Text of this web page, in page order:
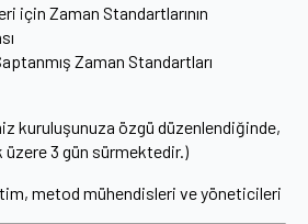
için Zaman Standartlarının
Zaman Standartları
kuruluşunuza özgü düzenlendiğinde,
üzere 3 gün sürmektedir.)
metod mühendisleri ve yöneticileri